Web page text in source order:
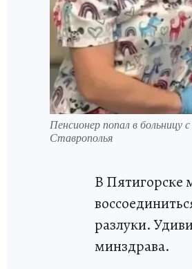
Пенсионер попал в
Ставрополья
В Пятигорске
разлуки.
минздрава.